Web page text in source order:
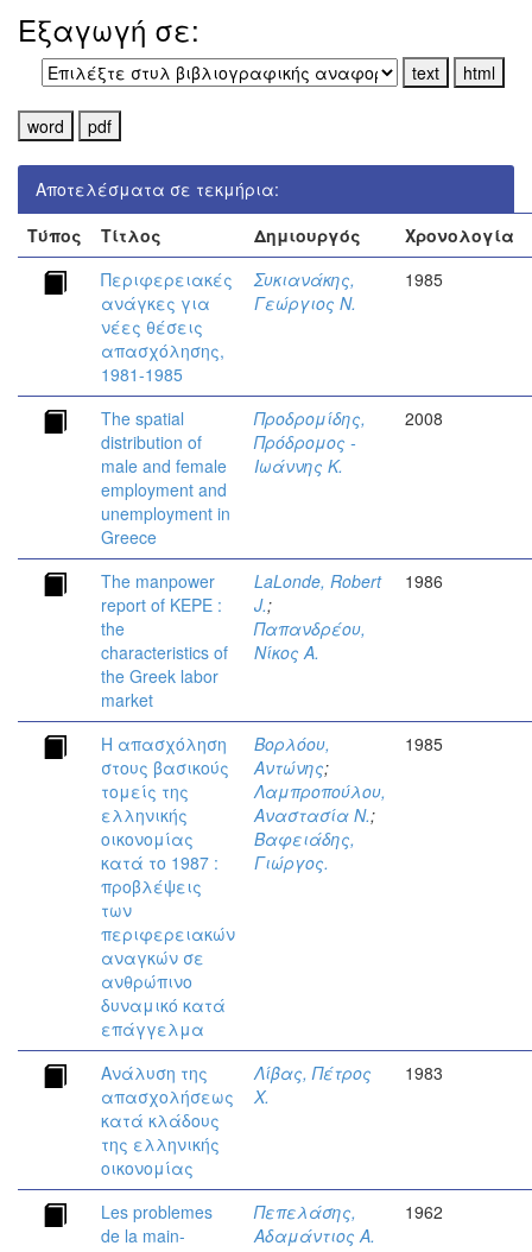
Εξαγωγή σε:
Αποτελέσματα σε τεκμήρια:
Τύπος
Τίτλος Δημιουργός
Χρονολογία
Περιφερειακές
ανάγκες για
νέες θέσεις
απασχόλησης,
1981-1985
Συκιανάκης,
Γεώργιος Ν.
1985
The spatial
distribution of
male and female
employment and
unemployment in
Greece
Προδρομίδης,
Πρόδρομος -
Ιωάννης Κ.
2008
The manpower
report of KEPE :
the
characteristics of
the Greek labor
market
LaLonde, Robert
J.;
Παπανδρέου,
Νίκος Α.
1986
Η απασχόληση
στους βασικούς
τομείς της
ελληνικής
οικονομίας
κατά το 1987 :
προβλέψεις
των
περιφερειακών
αναγκών σε
ανθρώπινο
δυναμικό κατά
επάγγελμα
Βορλόου,
Αντώνης;
Λαμπροπούλου,
Αναστασία Ν.;
Βαφειάδης,
Γιώργος.
1985
Ανάλυση της
απασχολήσεως
κατά κλάδους
της ελληνικής
οικονομίας
Λίβας, Πέτρος
Χ.
1983
Les problemes
de la main-
Πεπελάσης,
Αδαμάντιος Α.
1962